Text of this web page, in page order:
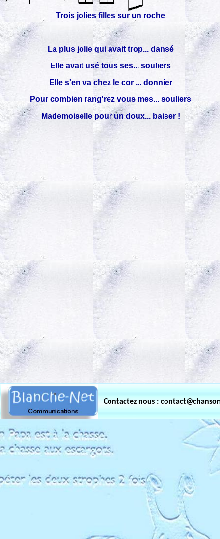
Trois jolies filles sur un roche
La plus jolie qui avait trop... dansé
Elle avait usé tous ses... souliers
Elle s'en va chez le cor ... donnier
Pour combien rang'rez vous mes... souliers
Mademoiselle pour un doux... baiser !
Contactez nous :